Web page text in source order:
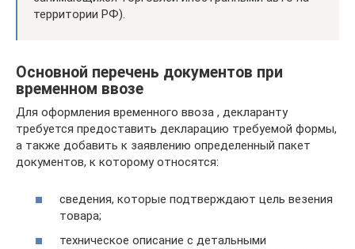
территории РФ).
Основной перечень документов при
временном ввозе
Для оформления временного ввоза , декларанту
требуется предоставить декларацию требуемой формы,
а также добавить к заявлению определенный пакет
документов, к которому относятся:
сведения, которые подтверждают цель везения
товара;
техническое описание с детальными